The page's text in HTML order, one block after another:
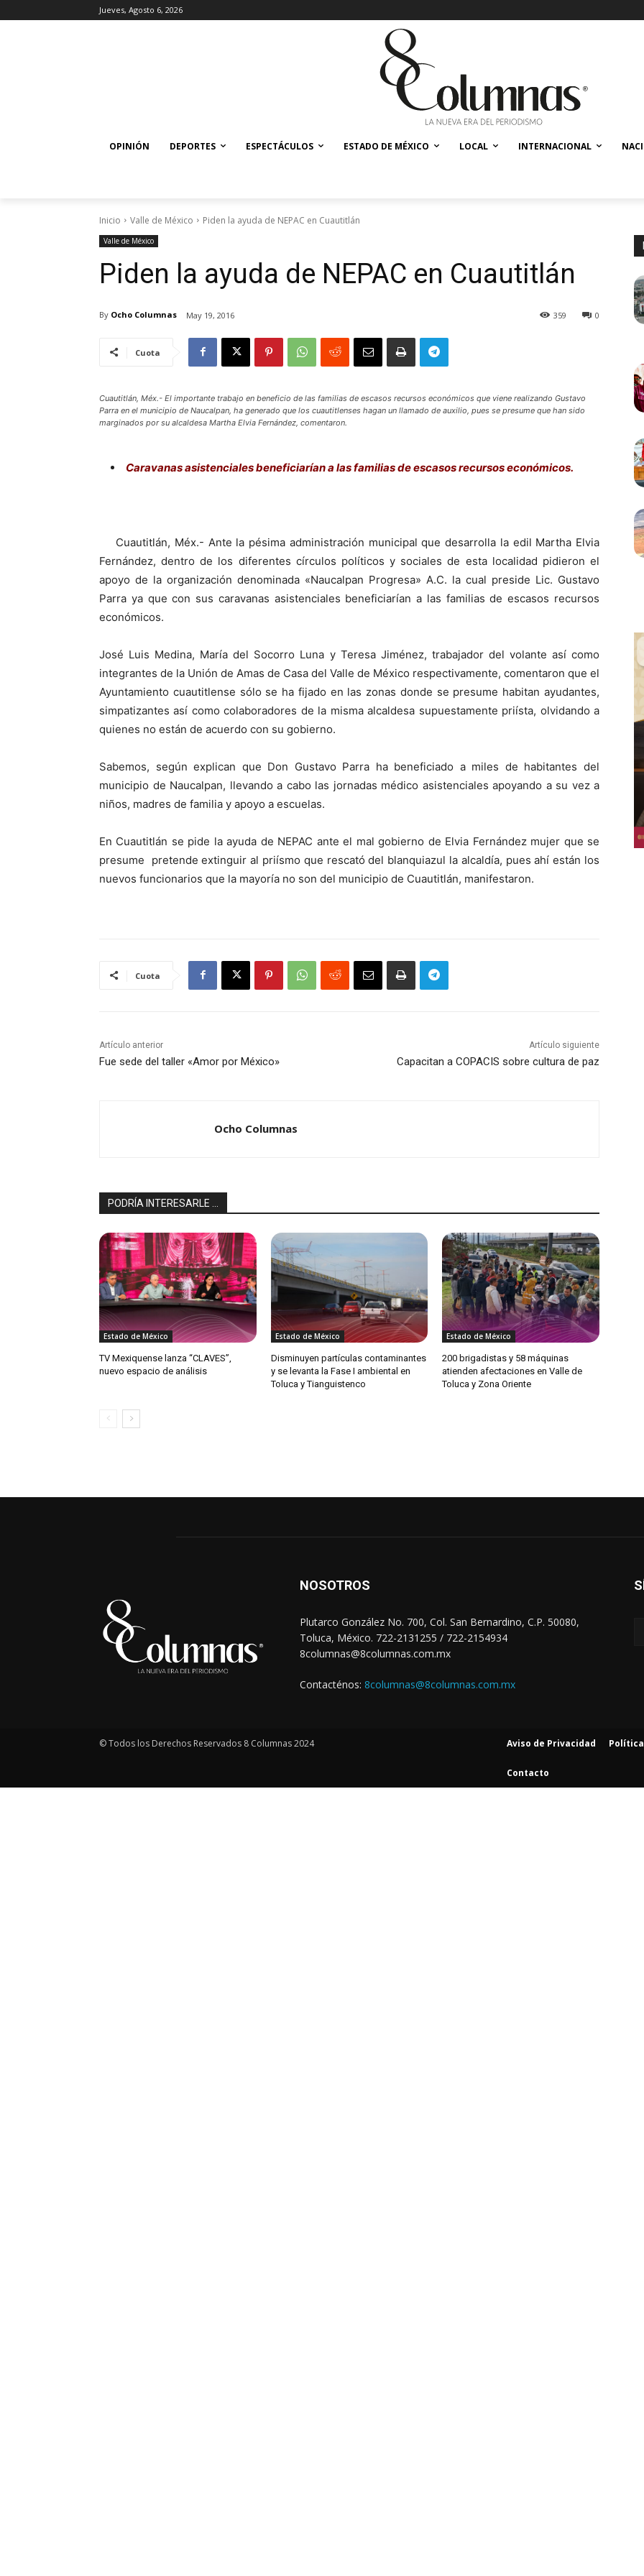
Jueves, Agosto 6, 2026
OPINIÓN DEPORTES ESPECTÁCULOS ESTADO DE MÉXICO LOCAL INTERNACIONAL
Inicio Valle de México Piden la ayuda de NEPAC en Cuautitlán
Valle de México
Piden la ayuda de NEPAC en Cuautitlán
By Ocho Columnas May 19, 2016 0
359
Cuota
Cuautitlán, Méx.- El importante trabajo en beneficio de las familias de escasos recursos económicos que viene realizando Gustavo
Parra en el municipio de Naucalpan, ha generado que los cuautitlenses hagan un llamado de auxilio, pues se presume que han sido
marginados por su alcaldesa Martha Elvia Fernández, comentaron.
Caravanas asistenciales beneficiarían a las familias de escasos recursos económicos.
Cuautitlán, Méx.- Ante la pésima administración municipal que desarrolla la edil Martha Elvia
Fernández, dentro de los diferentes círculos políticos y sociales de esta localidad pidieron el
apoyo de la organización denominada «Naucalpan Progresa» A.C. la cual preside Lic. Gustavo
Parra ya que con sus caravanas asistenciales beneficiarían a las familias de escasos recursos
económicos.
José Luis Medina, María del Socorro Luna y Teresa Jiménez, trabajador del volante así como
integrantes de la Unión de Amas de Casa del Valle de México respectivamente, comentaron que el
Ayuntamiento cuautitlense sólo se ha fijado en las zonas donde se presume habitan ayudantes,
simpatizantes así como colaboradores de la misma alcaldesa supuestamente priísta, olvidando a
quienes no están de acuerdo con su gobierno.
Sabemos, según explican que Don Gustavo Parra ha beneficiado a miles de habitantes del
municipio de Naucalpan, llevando a cabo las jornadas médico asistenciales apoyando a su vez a
niños, madres de familia y apoyo a escuelas.
En Cuautitlán se pide la ayuda de NEPAC ante el mal gobierno de Elvia Fernández mujer que se
presume pretende extinguir al priísmo que rescató del blanquiazul la alcaldía, pues ahí están los
nuevos funcionarios que la mayoría no son del municipio de Cuautitlán, manifestaron.
Cuota
Artículo anterior
Fue sede del taller «Amor por México»
Artículo siguiente
Capacitan a COPACIS sobre cultura de paz
Ocho Columnas
PODRÍA INTERESARLE ...
Estado de México
TV Mexiquense lanza “CLAVES”,
nuevo espacio de análisis
Estado de México
Disminuyen partículas contaminantes
y se levanta la Fase I ambiental en
Toluca y Tianguistenco
Estado de México
200 brigadistas y 58 máquinas
atienden afectaciones en Valle de
Toluca y Zona Oriente
NOSOTROS
Plutarco González No. 700, Col. San Bernardino, C.P. 50080,
Toluca, México. 722-2131255 / 722-2154934
8columnas@8columnas.com.mx
Contacténos: 8columnas@8columnas.com.mx
© Todos los Derechos Reservados 8 Columnas 2024 Aviso de Privacidad
Contacto